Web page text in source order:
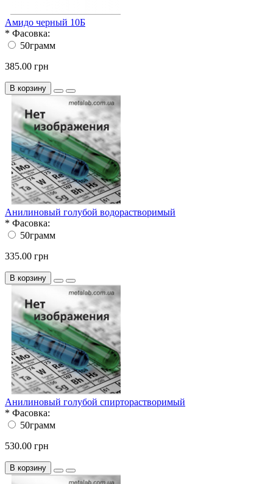
Амидо черный 10Б
* Фасовка:
50грамм
385.00 грн
В корзину
Анилиновый голубой водорастворимый
* Фасовка:
50грамм
335.00 грн
В корзину
Анилиновый голубой спирторастворимый
* Фасовка:
50грамм
530.00 грн
В корзину